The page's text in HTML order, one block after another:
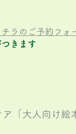
チラのご予約フォ
きます
「大人向け絵